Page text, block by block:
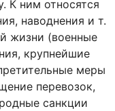
К ним относятся
наводнения и т.
жизни (военные
крупнейшие
меры
перевозок,
санкции